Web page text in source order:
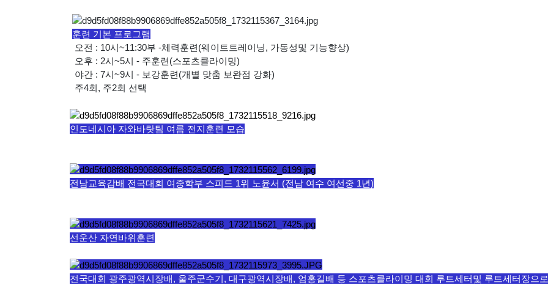
훈련 기본 프로그램
오전 : 10시~11:30부 -체력훈련(웨이트트레이닝, 가동성및 기능향상)
오후 : 2시~5시 - 주훈련(스포츠클라이밍)
야간 : 7시~9시 - 보강훈련(개별 맞춤 보완점 강화)
주4회, 주2회 선택
인도네시아 자와바랏팀 여름 전지훈련 모습
전남교육감배 전국대회 여중학부 스피드 1위 노윤서 (전남 여수 여선중 1년)
선운산 자연바위훈련
전국대회 광주광역시장배, 울주군수기, 대구광역시장배, 엄홍길배 등 스포츠클라이밍 대회 루트세터및 루트세터장으